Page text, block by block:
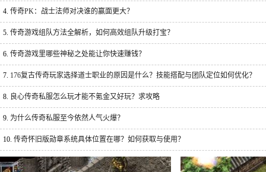
4. 传奇PK：战士法师对决谁的赢面更大？
5. 传奇游戏组队方法全解析，如何高效组队升级打宝？
6. 传奇游戏里哪些神秘之处能让你快速赚钱？
7. 176复古传奇玩家选择道士职业的原因是什么？技能搭配与团队定位如何优化？
8. 良心传奇私服怎么玩才能不氪金又好玩？求攻略
9. 为什么传奇私服至今依然人气火爆？
10. 传奇怀旧版勋章系统具体位置在哪？如何获取与使用？